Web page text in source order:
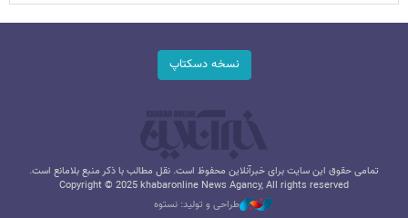
نسخه دسکتاپ
تمامی حقوق این سایت برای خبرآنلاین محفوظ است. نقل مطالب با ذکر منبع بلامانع است.
Copyright © 2025 khabaronline News Agancy, All rights reserved
طراحی و تولید: نستوه